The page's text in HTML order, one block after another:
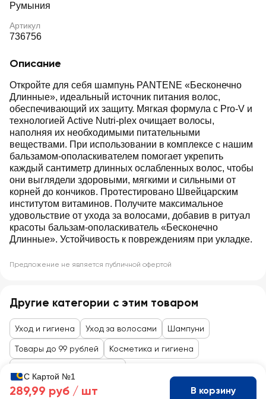
Румыния
Артикул
736756
Описание
Откройте для себя шампунь PANTENE «Бесконечно
Длинные», идеальный источник питания волос,
обеспечивающий их защиту. Мягкая формула с Pro-V и
технологией Active Nutri-plex очищает волосы,
наполняя их необходимыми питательными
веществами. При использовании в комплексе с нашим
бальзамом-ополаскивателем помогает укрепить
каждый сантиметр длинных ослабленных волос, чтобы
они выглядели здоровыми, мягкими и сильными от
корней до кончиков. Протестировано Швейцарским
институтом витаминов. Получите максимальное
удовольствие от ухода за волосами, добавив в ритуал
красоты бальзам-ополаскиватель «Бесконечно
Длинные». Устойчивость к повреждениям при укладке.
Предложение не является публичной офертой
Другие категории с этим товаром
Уход и гигиена Уход за волосами Шампуни
Товары до 99 рублей Косметика и гигиена
С Картой №1
289,99 руб / шт В корзину